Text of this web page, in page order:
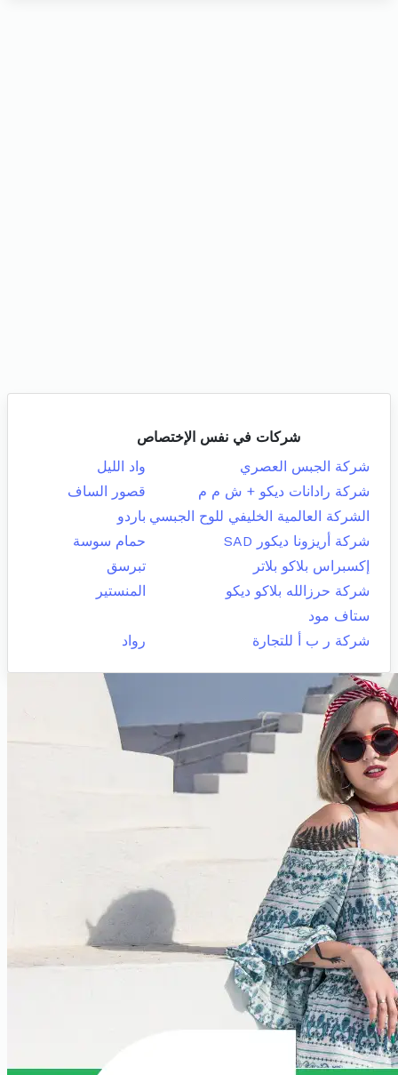
شركات في نفس الإختصاص
شركة الجبس العصري
واد الليل
شركة رادانات ديكو + ش م م
قصور الساف
الشركة العالمية الخليفي للوح الجبسي باردو
شركة أريزونا ديكور SAD
حمام سوسة
إكسبراس بلاكو بلاتر
تبرسق
شركة حرزالله بلاكو ديكو
المنستير
ستاف مود
شركة ر ب أ للتجارة
رواد